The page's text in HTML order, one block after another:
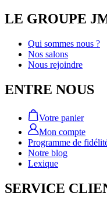
LE GROUPE
Qui sommes nous ?
Nos salons
Nous rejoindre
ENTRE NOUS
Votre panier
Mon compte
Programme de
Notre blog
Lexique
SERVICE